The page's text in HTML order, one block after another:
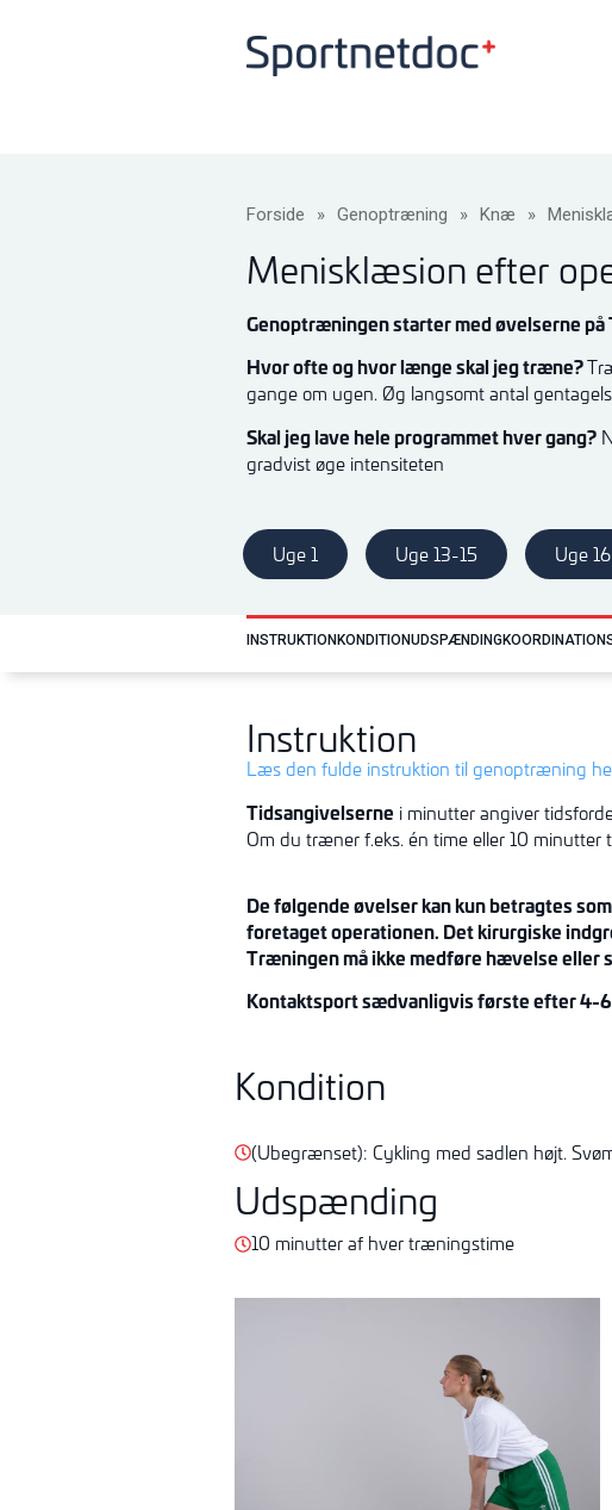
Forside » Genoptræning » Knæ »
Menisklæsion efter
Genoptræningen starter med øvelserne på
Hvor ofte og hvor længe skal jeg træne?
gange om ugen. Øg langsomt antal
Skal jeg lave hele programmet hver gang?
gradvist øge intensiteten
Uge 1 Uge 13-15 Uge
INSTRUKTION KONDITIONUDSPÆNDINGKOORDINATION
Instruktion
Læs den fulde instruktion til genoptræning
Tidsangivelserne i minutter angiver
Om du træner f.eks. én time eller 10
De følgende øvelser kan kun betragtes
foretaget operationen. Det kirurgiske
Træningen må ikke medføre hævelse eller
Kontaktsport sædvanligvis første efter4-
Kondition
(Ubegrænset): Cykling med sadlen højt.
Udspænding
10 minutter af hver træningstime